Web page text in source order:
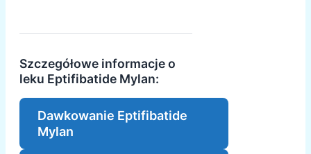
Szczegółowe informacje o
leku Eptifibatide Mylan:
Dawkowanie Eptifibatide
Mylan